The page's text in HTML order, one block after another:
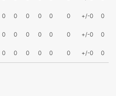
0 0 0 0 0 0 +/-0 0
0 0 0 0 0 0 +/-0 0
0 0 0 0 0 0 +/-0 0